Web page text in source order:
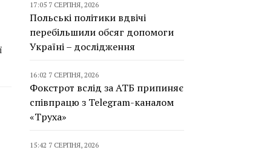
17:05 7 СЕРПНЯ, 2026
Польські політики вдвічі
перебільшили обсяг допомоги
Україні – дослідження
16:02 7 СЕРПНЯ, 2026
Фокстрот вслід за АТБ припиняє
співпрацю з Telegram-каналом
«Труха»
15:42 7 СЕРПНЯ, 2026